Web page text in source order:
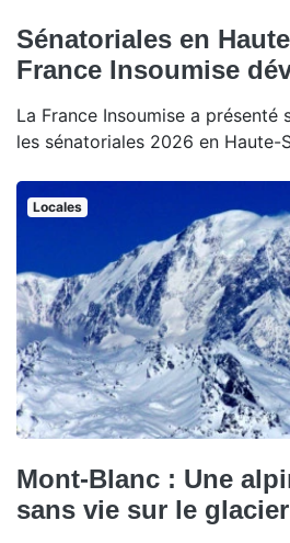
Sénatoriales en
France Insoumise
La France Insoumise a
les sénatoriales 2026 en Haute-
Locales
Mont-Blanc : Une
sans vie sur le